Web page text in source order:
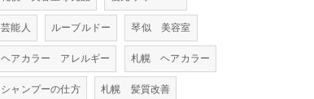
芸能人 ルーブルドー 琴似 美容室
ヘアカラー アレルギー 札幌 ヘアカラー
シャンプーの仕方 札幌 髪質改善